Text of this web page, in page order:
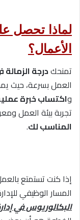
لماذا تحصل
الأعمال؟
تمنحكدرجة الزمالة
العمل بسرعة، حيث
واكتساب خبرة
تجربة بيئة العمل
المناسب لك.
إذا كنت تستمتع
المسار الوظيفي
البكالوريوس في